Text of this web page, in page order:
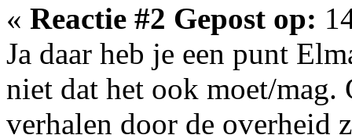
« Reactie #2 Gepost op:
Ja daar heb je een punt
niet dat het ook moet/mag.
verhalen door de overheid